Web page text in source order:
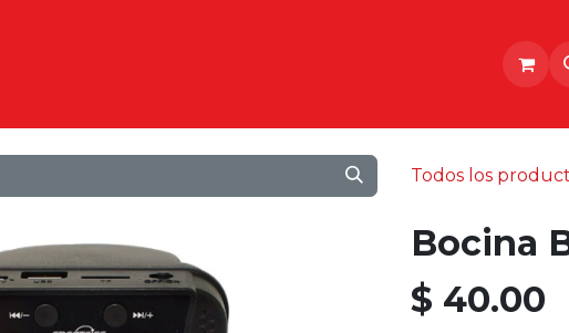
Todos los
Bocina
$ 40.00